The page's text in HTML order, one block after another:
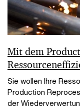
Mit dem
Sie wollen Ihre
Production
der